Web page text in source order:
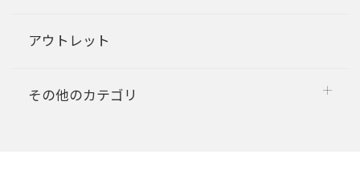
アウトレット
その他のカテゴリ